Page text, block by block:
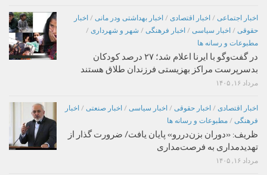
اخبار اجتماعی / اخبار اقتصادی / اخبار بهداشتی ودر مانی / اخبار
حقوقی / اخبار سیاسی / اخبار فرهنگی / شهر و شهرداری /
مطبوعات و رسانه ها
در گفت‌وگو با ایرنا اعلام شد؛ ۲۷ درصد کودکان
بدسرپرست مراکز بهزیستی فرزندان طلاق هستند
مرداد ۱۶, ۱۴۰۵
اخبار اقتصادی / اخبار حقوقی / اخبار سیاسی / اخبار صنعتی / اخبار
فرهنگی / مطبوعات و رسانه ها
ظریف: «دوران بزن‌دررو» پایان یافت/ ضرورت گذار از
تهدیدمداری به فرصت‌مداری
مرداد ۱۶, ۱۴۰۵